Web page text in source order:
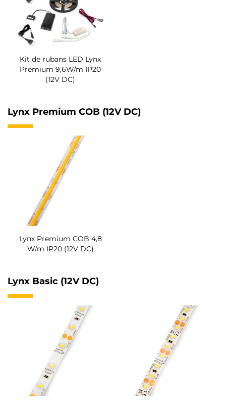
Kit de rubans LED Lynx
Premium 9,6W/m IP20
(12V DC)
Lynx Premium COB (12V DC)
Lynx Premium COB 4,8
W/m IP20 (12V DC)
Lynx Basic (12V DC)